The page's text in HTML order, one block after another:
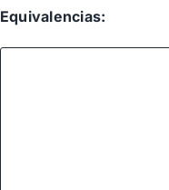
Equivalencias: